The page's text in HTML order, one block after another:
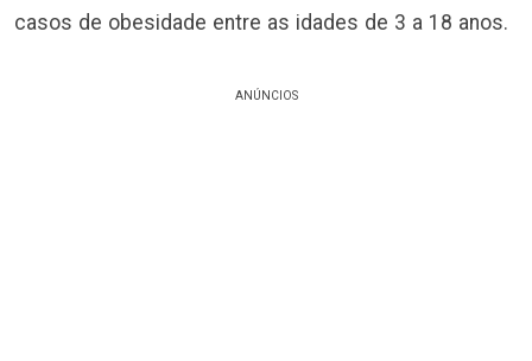
casos de obesidade entre as idades de 3 a 18 anos.
ANÚNCIOS